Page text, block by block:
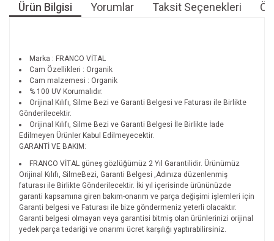
Ürün Bilgisi Yorumlar Taksit Seçenekleri
Marka : FRANCO VİTAL
Cam Özellikleri : Organik
Cam malzemesi : Organik
% 100 UV Korumalıdır.
Orijinal Kılıfı, Silme Bezi ve Garanti Belgesi ve Faturası ile Birlikte
Gönderilecektir.
Orijinal Kılıfı, Silme Bezi ve Garanti Belgesi İle Birlikte İade
Edilmeyen Ürünler Kabul Edilmeyecektir.
GARANTİ VE BAKIM:
FRANCO VİTAL güneş gözlüğümüz 2 Yıl Garantilidir. Ürünümüz
Orijinal Kılıfı, SilmeBezi, Garanti Belgesi ,Adınıza düzenlenmiş
faturası ile Birlikte Gönderilecektir. İki yıl içerisinde ürününüzde
garanti kapsamına giren bakım-onarım ve parça değişimi işlemleri için
Garanti belgesi ve Faturası ile bize göndermeniz yeterli olacaktır.
Garanti belgesi olmayan veya garantisi bitmiş olan ürünlerinizi orijinal
yedek parça tedariği ve onarımı ücret karşılığı yaptırabilirsiniz.